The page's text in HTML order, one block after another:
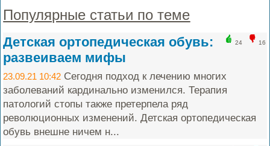
Популярные статьи по теме
24 16
Детская ортопедическая обувь:
развеиваем мифы
23.09.21 10:42 Сегодня подход к лечению многих
заболеваний кардинально изменился. Терапия
патологий стопы также претерпела ряд
революционных изменений. Детская ортопедическая
обувь внешне ничем н...